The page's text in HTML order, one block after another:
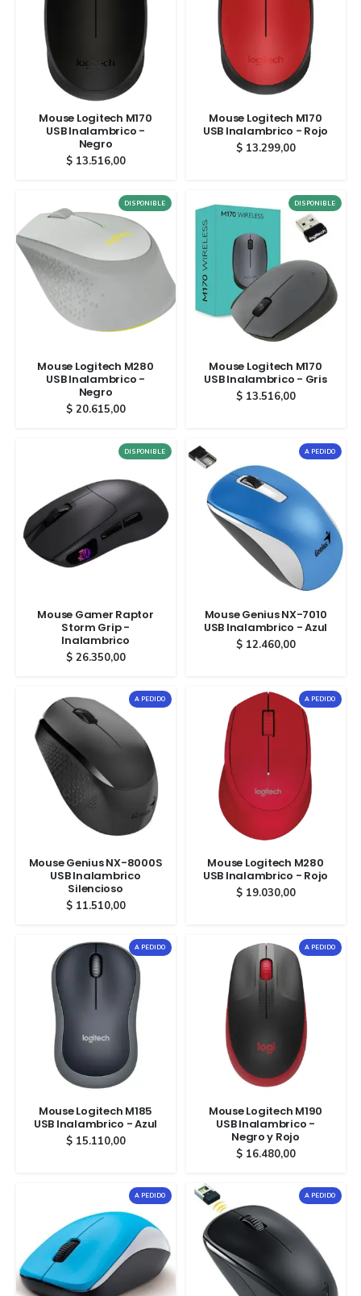
Mouse Logitech M170
USB Inalambrico -
Negro
$13.516,00
Mouse Logitech M170
USB Inalambrico - Rojo
$13.299,00
DISPONIBLE
Mouse Logitech M280
USB Inalambrico -
Negro
$20.615,00
DISPONIBLE
Mouse Logitech M170
USB Inalambrico - Gris
$13.516,00
DISPONIBLE
Mouse Gamer Raptor
Storm Grip -
Inalambrico
$26.350,00
A PEDIDO
Mouse Genius NX-7010
USB Inalambrico - Azul
$12.460,00
A PEDIDO
Mouse Genius NX-8000S
USB Inalambrico
Silencioso
$11.510,00
A PEDIDO
Mouse Logitech M280
USB Inalambrico - Rojo
$19.030,00
A PEDIDO
Mouse Logitech M185
USB Inalambrico - Azul
$15.110,00
A PEDIDO
Mouse Logitech M190
USB Inalambrico -
Negro y Rojo
$16.480,00
A PEDIDO A PEDIDO